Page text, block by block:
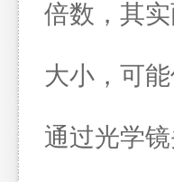
倍数，其
大小，可
通过光学